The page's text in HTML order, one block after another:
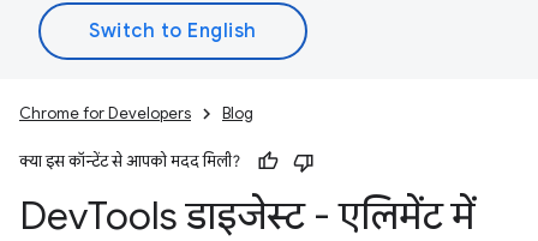
Chrome for Developers Blog
क्या इस कॉन्टेंट से आपको मदद मिली?
DevTools डाइजेस्ट - एलिमेंट में